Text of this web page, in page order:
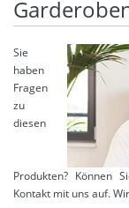
Sie
haben
Fragen
zu
diesen
Produkten? Können
Kontakt mit uns auf.